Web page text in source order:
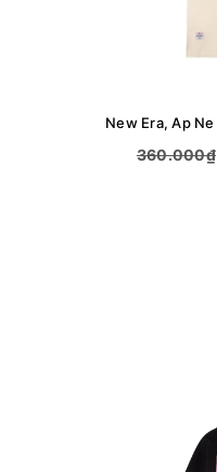
360.000₫